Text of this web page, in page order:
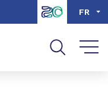
FR